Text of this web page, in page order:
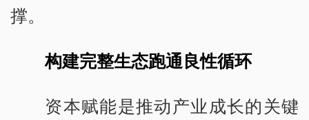
撑。
构建完整生态跑通良性循环
资本赋能是推动产业成长的关键